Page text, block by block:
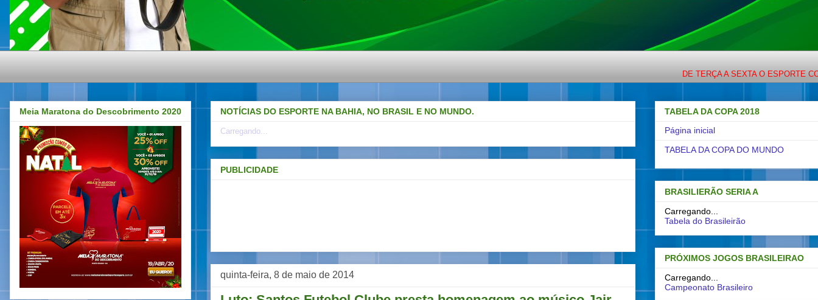
DE TERÇA A SEXTA O ESPORTE COM
NOTÍCIAS DO ESPORTE NA BAHIA, NO BRASIL E NO MUNDO.
Carregando...
PUBLICIDADE
quinta-feira, 8 de maio de 2014
Meia Maratona do Descobrimento 2020
TABELA DA COPA 2018
Página inicial
TABELA DA COPA DO MUNDO
BRASILIERÃO SERIA A
Carregando...
Tabela do Brasileirão
PRÓXIMOS JOGOS BRASILEIRAO
Carregando...
Campeonato Brasileiro